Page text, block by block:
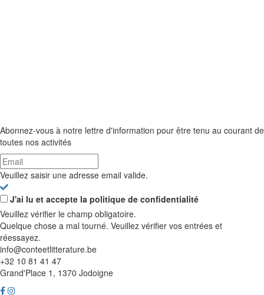
Abonnez-vous à notre lettre d'information pour être tenu au courant de
toutes nos activités
Veuillez saisir une adresse email valide.
J'ai lu et accepte la politique de confidentialité
Veuillez vérifier le champ obligatoire.
Quelque chose a mal tourné. Veuillez vérifier vos entrées et
réessayez.
info@conteetlitterature.be
+32 10 81 41 47
Grand'Place 1, 1370 Jodoigne